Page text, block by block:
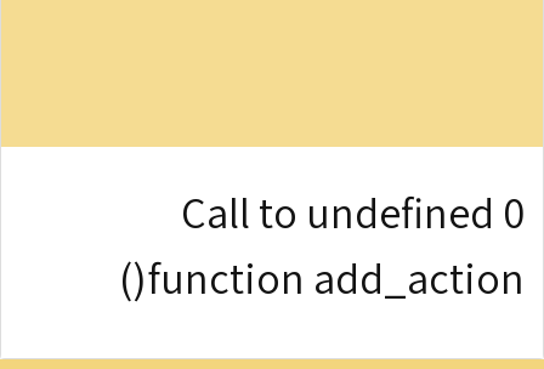
0 Call to undefined
function add_action()